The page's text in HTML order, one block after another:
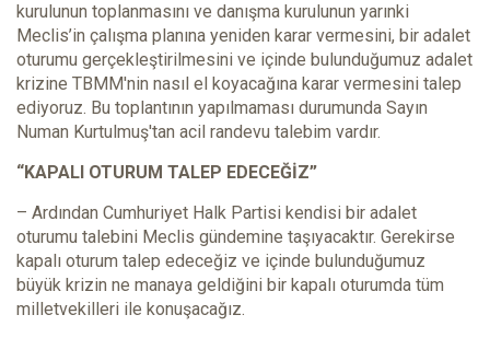
kurulunun toplanmasını ve danışma kurulunun yarınki
Meclis’in çalışma planına yeniden karar vermesini, bir adalet
oturumu gerçekleştirilmesini ve içinde bulunduğumuz adalet
krizine TBMM'nin nasıl el koyacağına karar vermesini talep
ediyoruz. Bu toplantının yapılmaması durumunda Sayın
Numan Kurtulmuş'tan acil randevu talebim vardır.
“KAPALI OTURUM TALEP EDECEĞİZ”
– Ardından Cumhuriyet Halk Partisi kendisi bir adalet
oturumu talebini Meclis gündemine taşıyacaktır. Gerekirse
kapalı oturum talep edeceğiz ve içinde bulunduğumuz
büyük krizin ne manaya geldiğini bir kapalı oturumda tüm
milletvekilleri ile konuşacağız.